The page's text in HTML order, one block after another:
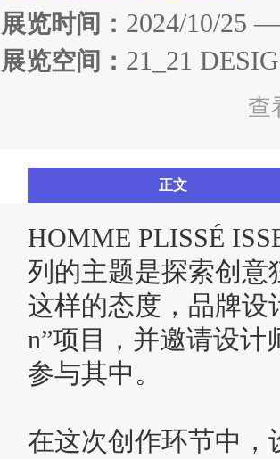
展览时间： 2024/10/25
展览空间： 21_21
查
正文
HOMME PLISSÉ
列的主题是探索创意
这样的态度，品牌设
n”项目，并邀请设计
参与其中。
在这次创作环节中，